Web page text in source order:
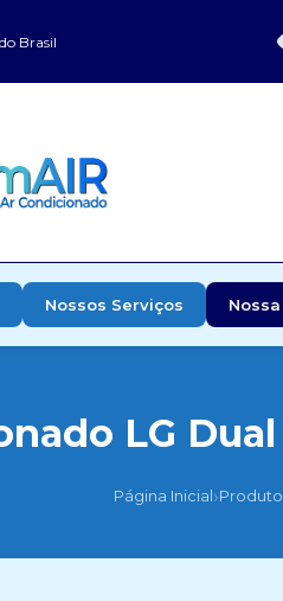
Brasil
Nossos Serviços
LG
Página Inicial›